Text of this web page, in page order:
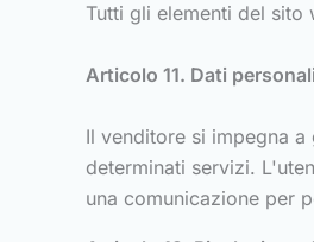
Tutti gli elementi del sito
Articolo 11. Dati personali
Il venditore si impegna
determinati servizi.
una comunicazione per